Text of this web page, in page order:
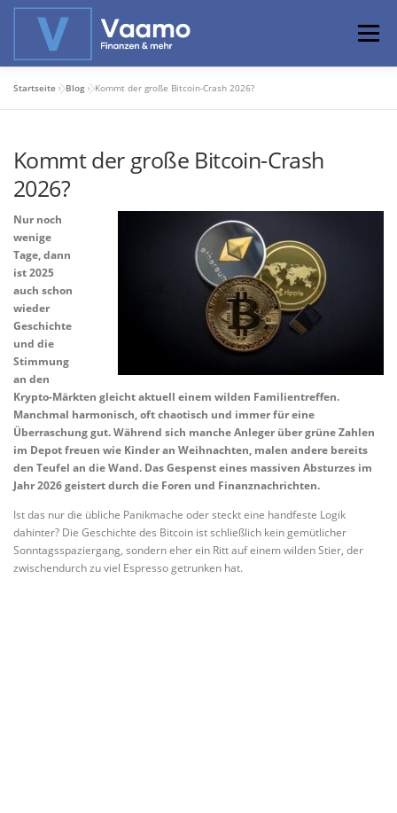
Zum
Menü
PROFIWISSEN ALTERSVORSORGE
PRIVATIER WERDEN
Startseite »Blog »Kommt der große Bitcoin-Crash 2026?
Kommt der große Bitcoin-Crash
2026?
Nur noch
wenige
Tage, dann
ist 2025
auch schon
wieder
Geschichte
und die
Stimmung
an den
Krypto-Märkten gleicht aktuell einem wilden Familientreffen.
Manchmal harmonisch, oft chaotisch und immer für eine
Überraschung gut. Während sich manche Anleger über grüne Zahlen
im Depot freuen wie Kinder an Weihnachten, malen andere bereits
den Teufel an die Wand. Das Gespenst eines massiven Absturzes im
Jahr 2026 geistert durch die Foren und Finanznachrichten.
Ist das nur die übliche Panikmache oder steckt eine handfeste Logik
dahinter? Die Geschichte des Bitcoin ist schließlich kein gemütlicher
Sonntagsspaziergang, sondern eher ein Ritt auf einem wilden Stier, der
zwischendurch zu viel Espresso getrunken hat.